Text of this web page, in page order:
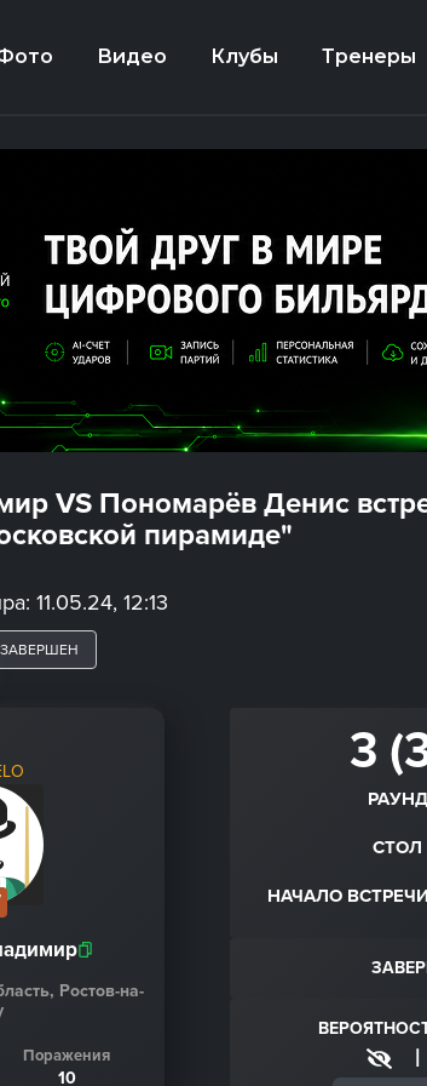
Видео Клубы Тренеры
VS Пономарёв Денис
пирамиде"
11.05.24, 12:13
ЗАВЕРШЕН
Ростов-на-
Поражения
10
3
НАЧАЛО ВСТРЕЧИ
|